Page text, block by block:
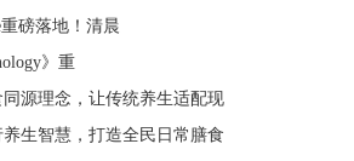
磅落地！清晨
》重
源理念，让传统养生适配现
生智慧，打造全民日常膳食